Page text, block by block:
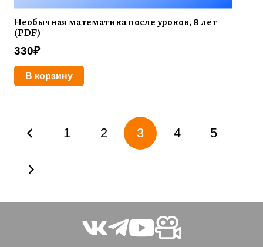
Необычная математика после уроков, 8 лет
(PDF)
330₽
В корзину
Пагинация
записей
1 2 3 4 5